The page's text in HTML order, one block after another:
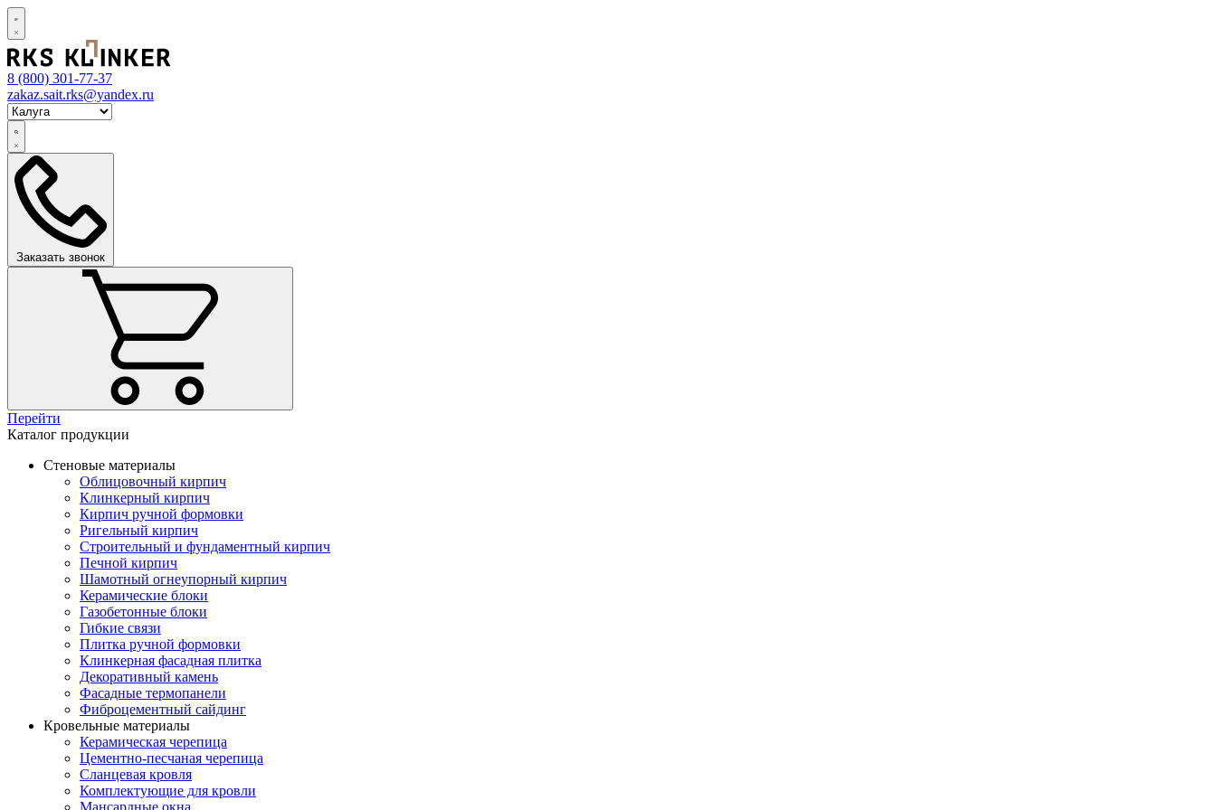
8 (800) 301-77-37
zakaz.sait.rks@yandex.ru
Заказать звонок
Перейти
Каталог продукции
Стеновые материалы
Облицовочный кирпич
Клинкерный кирпич
Кирпич ручной формовки
Ригельный кирпич
Строительный и фундаментный кирпич
Печной кирпич
Шамотный огнеупорный кирпич
Керамические блоки
Газобетонные блоки
Гибкие связи
Плитка ручной формовки
Клинкерная фасадная плитка
Декоративный камень
Фасадные термопанели
Фиброцементный сайдинг
Кровельные материалы
Керамическая черепица
Цементно-песчаная черепица
Сланцевая кровля
Комплектующие для кровли
Мансардные окна